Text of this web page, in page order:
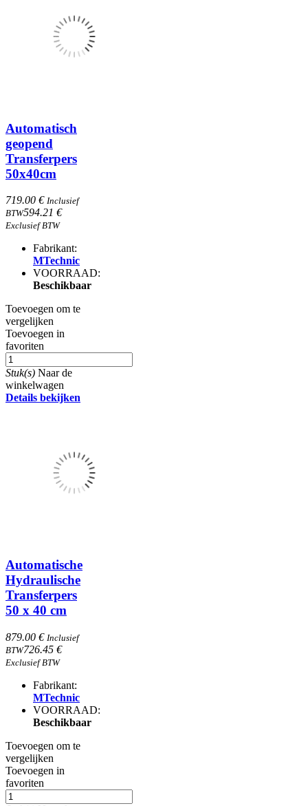
Automatisch
geopend
Transferpers
50x40cm
719.00 € Inclusief
BTW594.21 €
Exclusief BTW
Fabrikant:
MTechnic
VOORRAAD:
Beschikbaar
Toevoegen om te
vergelijken
Toevoegen in
favoriten
Stuk(s) Naar de
winkelwagen
Details bekijken
Automatische
Hydraulische
Transferpers
50 x 40 cm
879.00 € Inclusief
BTW726.45 €
Exclusief BTW
Fabrikant:
MTechnic
VOORRAAD:
Beschikbaar
Toevoegen om te
vergelijken
Toevoegen in
favoriten